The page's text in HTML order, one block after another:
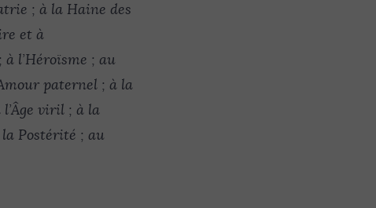
; à la Haine des
et à
l’Héroïsme ; au
paternel ; à la
viril ; à la
Postérité ; au